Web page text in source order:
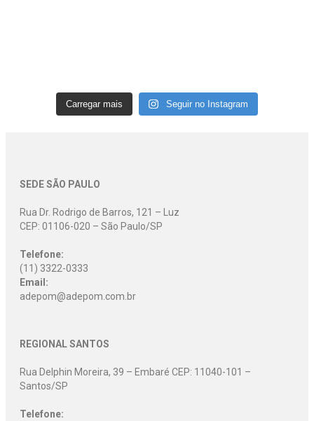
Carregar mais Seguir no Instagram
SEDE SÃO PAULO
Rua Dr. Rodrigo de Barros, 121 – Luz
CEP: 01106-020 – São Paulo/SP
Telefone:
(11) 3322-0333
Email:
adepom@adepom.com.br
REGIONAL SANTOS
Rua Delphin Moreira, 39 – Embaré CEP: 11040-101 –
Santos/SP
Telefone: